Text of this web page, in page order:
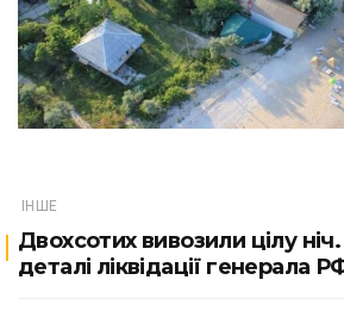
ІНШЕ
Двохсотих вивозили цілу
деталі ліквідації генерала